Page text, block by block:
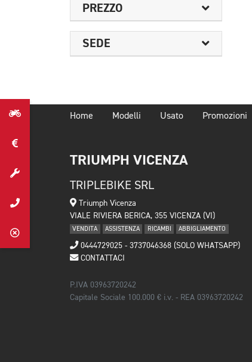
PREZZO
SEDE
Home Modelli Usato Promozioni
TRIUMPH VICENZA
TRIPLEBIKE SRL
Triumph Vicenza
VIALE RIVIERA BERICA, 355 VICENZA (VI)
VENDITA ASSISTENZA RICAMBI ABBIGLIAMENTO
0444729025 - 3737046368 (SOLO WHATSAPP)
CONTATTACI
P.IVA 03963720242
Capitale Sociale 100.000 € i.v. - REA 03963720242